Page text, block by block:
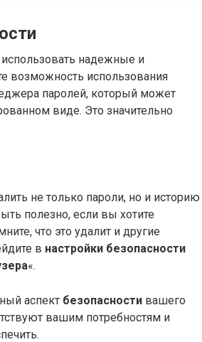
надежные и
возможность использования
паролей, который может
виде. Это значительно
не только пароли, но и историю
полезно, если вы хотите
что это удалит и другие
в настройки безопасности
«.
аспект безопасности вашего
вашим потребностям и